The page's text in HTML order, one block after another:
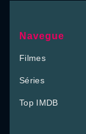
Navegue
Filmes
Séries
Top IMDB